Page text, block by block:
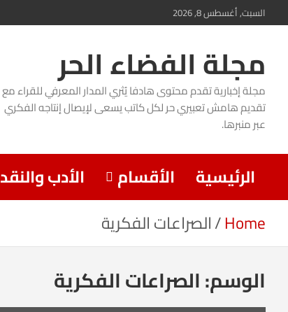
Skip
content
السبت, أغسطس 8, 2026
مجلة الفضاء الحر
مجلة إخبارية تقدم محتوى هادفا يُثري المدار المعرفي للقراء مع
تقديم هامش تعبيري حر لكل كاتب يسعى لإيصال إنتاجه الفكري
عبر منبرها.
الرئيسية الأقسام الأدب والنقد
Home الصراعات الفكرية
الوسم:الصراعات الفكرية